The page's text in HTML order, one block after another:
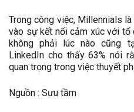
Trong công việc, Millennials
vào sự kết nối cảm xúc với
không phải lúc nào cũng
LinkedIn cho thấy 63% nói
quan trọng trong việc thuyết
Nguồn : Sưu tầm